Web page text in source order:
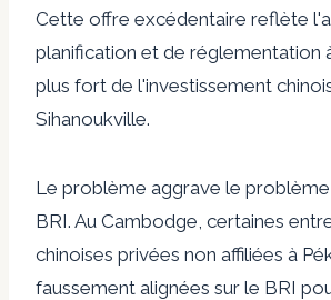
Cette offre excédentaire reflète
planification et de réglementation
plus fort de l'investissement
Sihanoukville.
Le problème aggrave le
BRI. Au Cambodge, certaines
chinoises privées non affiliées à
faussement alignées sur le BRI